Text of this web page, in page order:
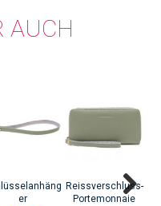
AUCH
er
Reissverschluss-
Portemonnaie